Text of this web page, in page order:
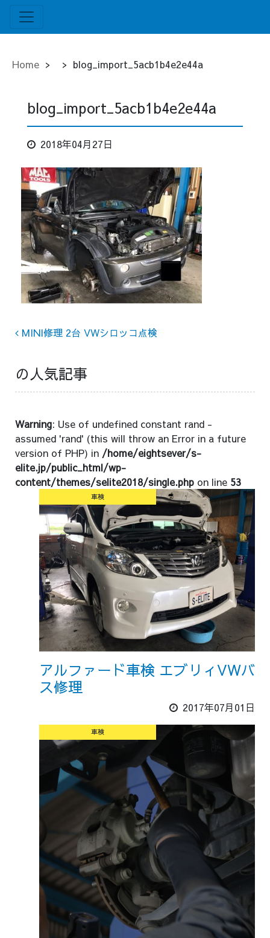
Home > > blog_import_5acb1b4e2e44a
blog_import_5acb1b4e2e44a
2018年04月27日
Post navigation
MINI修理 2台 VWシロッコ点検
の人気記事
Warning: Use of undefined constant rand -
assumed 'rand' (this will throw an Error in a future
version of PHP) in /home/eightsever/s-
elite.jp/public_html/wp-
content/themes/selite2018/single.php on line 53
車検
アルファード車検 エブリィVWバ
ス修理
2017年07月01日
車検